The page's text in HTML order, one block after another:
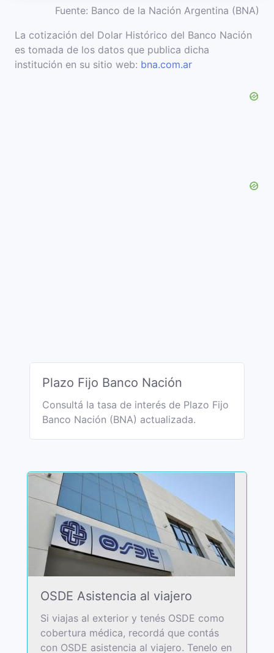
Fuente: Banco de la Nación Argentina (BNA)
La cotización del Dolar Histórico del Banco Nación
es tomada de los datos que publica dicha
institución en su sitio web: bna.com.ar
Plazo Fijo Banco Nación
Consultá la tasa de interés de Plazo Fijo
Banco Nación (BNA) actualizada.
OSDE Asistencia al viajero
Si viajas al exterior y tenés OSDE como
cobertura médica, recordá que contás
con OSDE asistencia al viajero. Tenelo en